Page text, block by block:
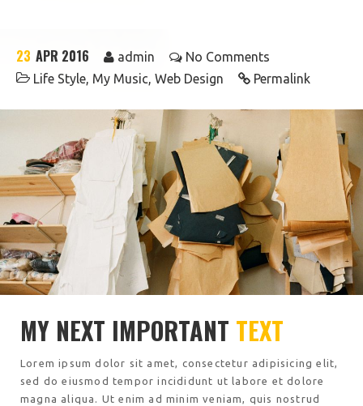
23 APR 2016 admin
No Comments
Life Style, My Music, Web Design Permalink
MY NEXT IMPORTANT TEXT
Lorem ipsum dolor sit amet, consectetur adipisicing elit,
sed do eiusmod tempor incididunt ut labore et dolore
magna aliqua. Ut enim ad minim veniam, quis nostrud